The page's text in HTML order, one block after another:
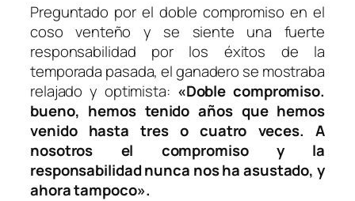
Preguntado por el doble compromiso en el
coso venteño y se siente una fuerte
responsabilidad por los éxitos de la
temporada pasada, el ganadero se mostraba
relajado y optimista: «Doble compromiso.
bueno, hemos tenido años que hemos
venido hasta tres o cuatro veces. A
nosotros el compromiso y la
responsabilidad nunca nos ha asustado, y
ahora tampoco».